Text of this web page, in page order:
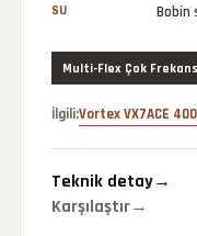
SU Bobin
Multi-Flex Çok Frekans
İlgili:Vortex VX7ACE
Teknik detay→
Karşılaştır→